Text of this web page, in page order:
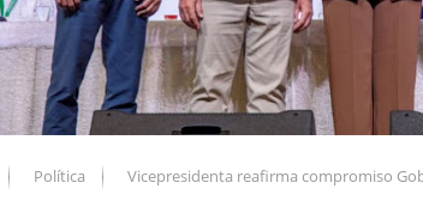
Política Vicepresidenta reafirma compromiso